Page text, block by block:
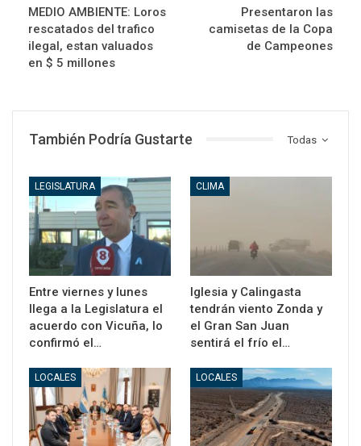
MEDIO AMBIENTE: Loros
rescatados del trafico
ilegal, estan valuados
en $ 5 millones
Presentaron las
camisetas de la Copa
de Campeones
Todas
También Podría Gustarte
LEGISLATURA
Entre viernes y lunes
llega a la Legislatura el
acuerdo con Vicuña, lo
confirmó el…
CLIMA
Iglesia y Calingasta
tendrán viento Zonda y
el Gran San Juan
sentirá el frío el…
LOCALES LOCALES